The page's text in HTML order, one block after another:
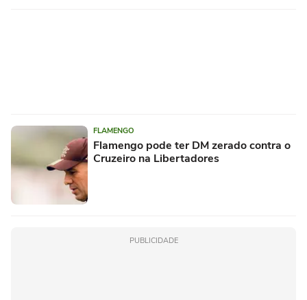
FLAMENGO
Flamengo pode ter DM zerado contra o
Cruzeiro na Libertadores
PUBLICIDADE